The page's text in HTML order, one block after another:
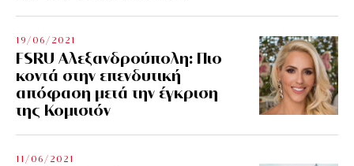
19/06/2021
FSRU Αλεξανδρούπολη: Πιο
κοντά στην επενδυτική
απόφαση μετά την έγκριση
της Κομισιόν
11/06/2021